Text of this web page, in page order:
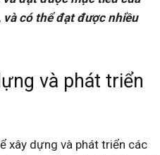
có thể đạt được nhiều
và phát triển
xây dựng và phát triển các